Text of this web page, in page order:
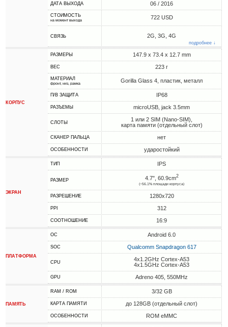
ДАТА ВЫХОДА 06 / 2016
СТОИМОСТЬ
на момент выхода 722 USD
СВЯЗЬ 2G, 3G, 4G
подробнее ↓
КОРПУС
РАЗМЕРЫ 147.9 x 73.4 x 12.7 mm
ВЕС 223 г
МАТЕРИАЛ
фронт, низ, рамка Gorilla Glass 4, пластик, металл
П/В ЗАЩИТА IP68
РАЗЪЕМЫ microUSB, jack 3.5mm
СЛОТЫ
1 или 2 SIM (Nano-SIM),
карта памяти (отдельный слот)
СКАНЕР ПАЛЬЦА нет
ОСОБЕННОСТИ ударостойкий
ЭКРАН
ТИП IPS
РАЗМЕР 4.7", 60.9cm2
(~56.1% площади корпуса)
РАЗРЕШЕНИЕ 1280x720
PPI 312
СООТНОШЕНИЕ 16:9
ПЛАТФОРМА
ОС Android 6.0
SOC Qualcomm Snapdragon 617
CPU
4x1.2GHz Cortex-A53
4x1.5GHz Cortex-A53
GPU Adreno 405, 550MHz
ПАМЯТЬ
RAM / ROM 3/32 GB
КАРТА ПАМЯТИ до 128GB (отдельный слот)
ОСОБЕННОСТИ ROM eMMC